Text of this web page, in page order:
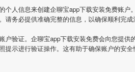
个人信息来创建企聊宝app下载安装免费账户
务必提供准确完整的信息，以确保顺利完成
验证。 企聊宝app下载安装免费会向您提供
提示进行验证操作。这有助于确保账户的安